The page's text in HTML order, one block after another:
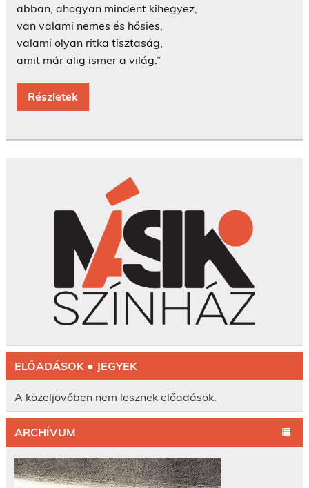
abban, ahogyan mindent kihegyez,
van valami nemes és hősies,
valami olyan ritka tisztaság,
amit már alig ismer a világ.”
Részletek
ELŐADÁSOK ● JEGYEK
A közeljövőben nem lesznek előadások.
ARCHÍVUM